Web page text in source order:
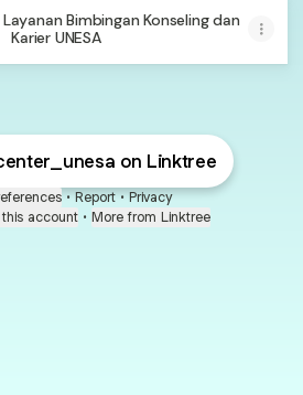
Bimbingan Konseling dan
Karier UNESA
on Linktree
• Report • Privacy
account • More from Linktree